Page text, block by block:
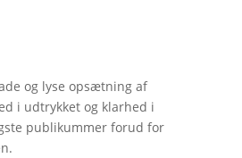
og lyse opsætning af
i udtrykket og klarhed i
publikummer forud for